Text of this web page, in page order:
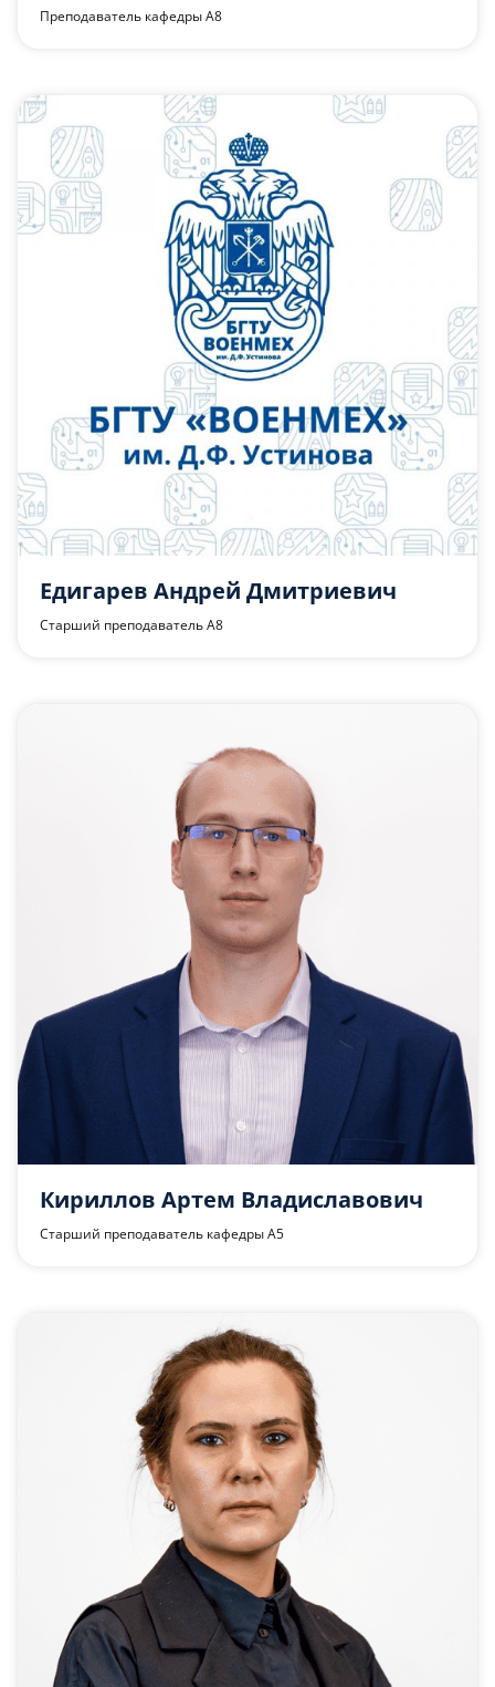
Преподаватель кафедры А8
Едигарев Андрей Дмитриевич
Старший преподаватель А8
Кириллов Артем Владиславович
Старший преподаватель кафедры А5